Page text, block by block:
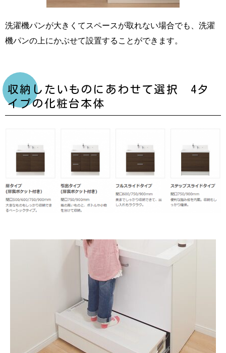
洗濯機パンが大きくてスペースが取れない場合でも、洗濯
機パンの上にかぶせて設置することができます。
収納したいものにあわせて選択 4タ
イプの化粧台本体